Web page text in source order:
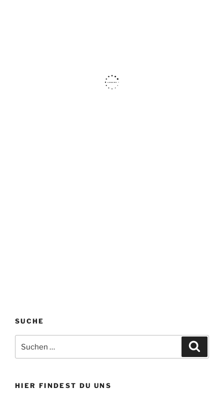
SUCHE
nach:
HIER FINDEST DU UNS